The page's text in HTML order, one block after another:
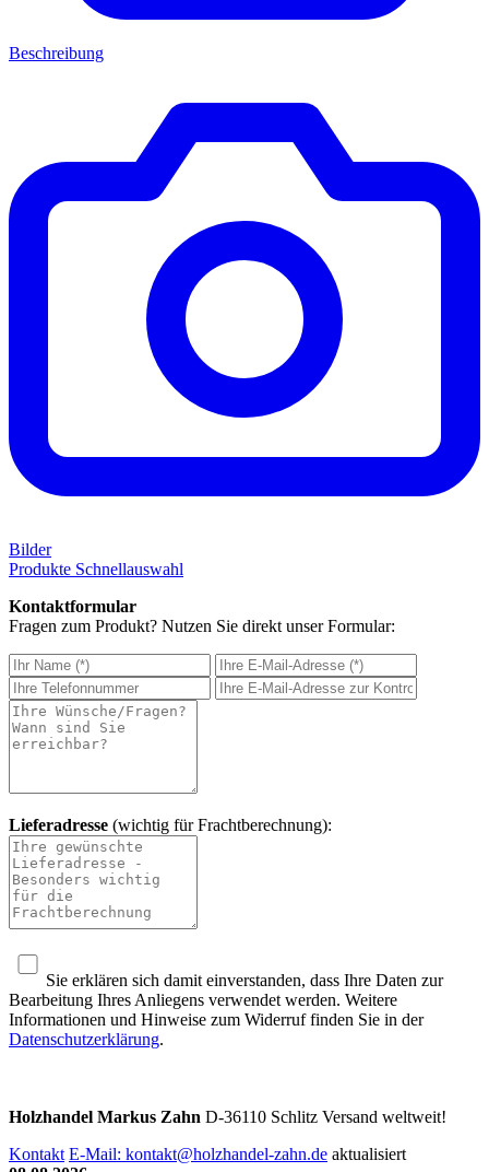
Beschreibung
Bilder
Produkte Schnellauswahl
Kontaktformular
Fragen zum Produkt? Nutzen Sie direkt unser Formular:
Lieferadresse (wichtig für Frachtberechnung):
Sie erklären sich damit einverstanden, dass Ihre Daten zur
Bearbeitung Ihres Anliegens verwendet werden. Weitere
Informationen und Hinweise zum Widerruf finden Sie in der
Datenschutzerklärung.
Holzhandel Markus Zahn D-36110 Schlitz Versand weltweit!
Kontakt E-Mail: kontakt@holzhandel-zahn.de aktualisiert